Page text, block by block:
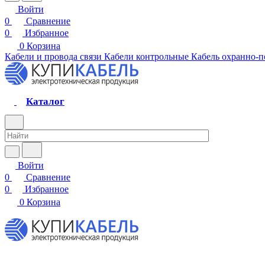
Войти
0
Сравнение
0
Избранное
0 Корзина
Кабели и провода связи Кабели контрольные Кабель охранно-
Каталог
Войти
0
Сравнение
0
Избранное
0 Корзина